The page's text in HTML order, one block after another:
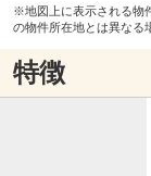
※地図上に表示される物
の物件所在地とは異なる
特徴